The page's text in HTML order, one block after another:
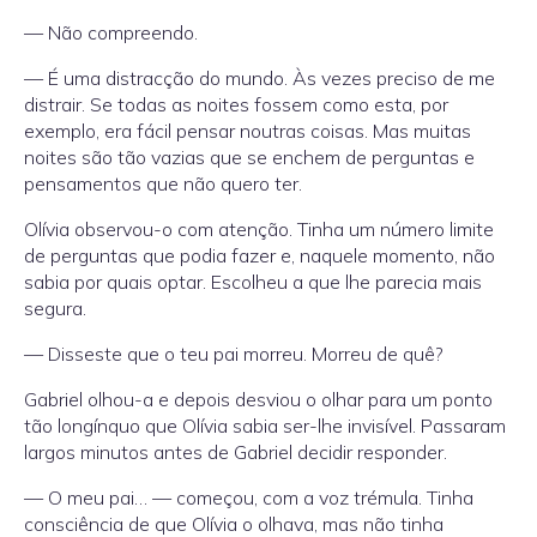
— Não compreendo.
— É uma distracção do mundo. Às vezes preciso de me
distrair. Se todas as noites fossem como esta, por
exemplo, era fácil pensar noutras coisas. Mas muitas
noites são tão vazias que se enchem de perguntas e
pensamentos que não quero ter.
Olívia observou-o com atenção. Tinha um número limite
de perguntas que podia fazer e, naquele momento, não
sabia por quais optar. Escolheu a que lhe parecia mais
segura.
— Disseste que o teu pai morreu. Morreu de quê?
Gabriel olhou-a e depois desviou o olhar para um ponto
tão longínquo que Olívia sabia ser-lhe invisível. Passaram
largos minutos antes de Gabriel decidir responder.
— O meu pai… — começou, com a voz trémula. Tinha
consciência de que Olívia o olhava, mas não tinha